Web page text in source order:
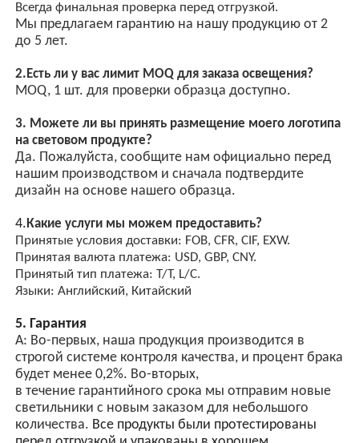
Всегда финальная проверка перед отгрузкой.
Мы предлагаем гарантию на нашу продукцию от 2
до 5 лет.
2. Есть ли у вас лимит MOQ для заказа освещения?
MOQ, 1 шт. для проверки образца доступно.
3. Можете ли вы принять размещение моего логотипа
на световом продукте?
Да. Пожалуйста, сообщите нам официально перед
нашим производством и сначала подтвердите
дизайн на основе нашего образца.
4.Какие услуги мы можем предоставить?
Принятые условия доставки: FOB, CFR, CIF, EXW.
Принятая валюта платежа: USD, GBP, CNY.
Принятый тип платежа: T/T, L/C.
Языки: Английский, Китайский
5. Гарантия
A: Во-первых, наша продукция производится в
строгой системе контроля качества, и процент брака
будет менее 0,2%. Во-вторых,
в течение гарантийного срока мы отправим новые
светильники с новым заказом для небольшого
количества. Все продукты были протестированы